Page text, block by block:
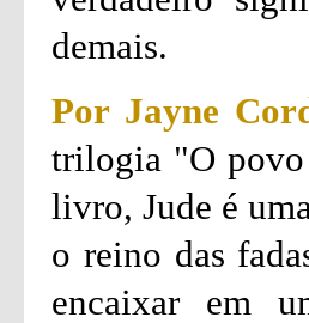
demais.
Por Jayne
trilogia "O
livro, Jude é
o reino das
encaixar em